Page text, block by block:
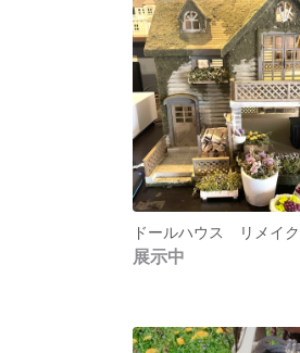
ドールハウス リメイ
展示中